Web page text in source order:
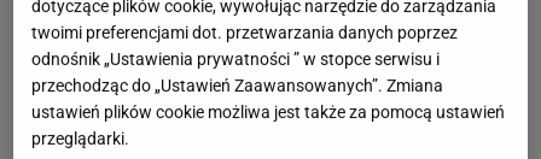
dotyczące plików cookie, wywołując narzędzie do zarządzania
twoimi preferencjami dot. przetwarzania danych poprzez
odnośnik „Ustawienia prywatności ” w stopce serwisu i
przechodząc do „Ustawień Zaawansowanych”. Zmiana
ustawień plików cookie możliwa jest także za pomocą ustawień
przeglądarki.